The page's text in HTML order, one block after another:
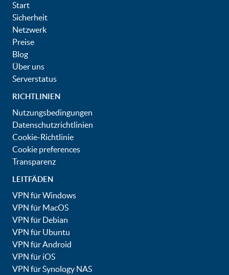
Start
Sicherheit
Netzwerk
Preise
Blog
Über uns
Serverstatus
RICHTLINIEN
Nutzungsbedingungen
Datenschutzrichtlinien
Cookie-Richtlinie
Cookie preferences
Transparenz
LEITFÄDEN
VPN für Windows
VPN für MacOS
VPN für Debian
VPN für Ubuntu
VPN für Android
VPN für iOS
VPN für Synology NAS